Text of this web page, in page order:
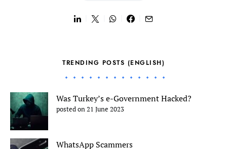
TRENDING POSTS (ENGLISH)
Was Turkey’s e-Government Hacked?
posted on 21 June 2023
WhatsApp Scammers